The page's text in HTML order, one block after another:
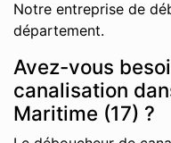
Notre entreprise de
département.
Avez-vous
canalisation
Maritime (17) ?